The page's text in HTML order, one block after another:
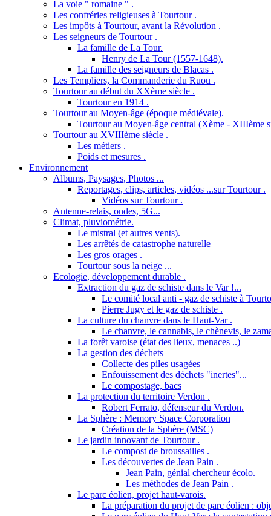
La voie " romaine " .
Les confréries religieuses à Tourtour .
Les impôts à Tourtour, avant la Révolution .
Les seigneurs de Tourtour .
La famille de La Tour.
Henry de La Tour (1557-1648).
La famille des seigneurs de Blacas .
Les Templiers, la Commanderie du Ruou .
Tourtour au début du XXème siècle .
Tourtour en 1914 .
Tourtour au Moyen-âge (époque médiévale).
Tourtour au Moyen-âge central (Xème - XIIIème
Tourtour au XVIIIème siècle .
Les métiers .
Poids et mesures .
Environnement
Albums, Paysages, Photos ...
Reportages, clips, articles, vidéos ...sur Tourtour .
Vidéos sur Tourtour .
Antenne-relais, ondes, 5G...
Climat, pluviométrie.
Le mistral (et autres vents).
Les arrêtés de catastrophe naturelle
Les gros orages .
Tourtour sous la neige ...
Ecologie, développement durable .
Extraction du gaz de schiste dans le Var !...
Le comité local anti - gaz de schiste à
Pierre Jugy et le gaz de schiste .
La culture du chanvre dans le Haut-Var .
Le chanvre, le cannabis, le chènevis, le
La forêt varoise (état des lieux, menaces ..)
La gestion des déchets
Collecte des piles usagées
Enfouissement des déchets "inertes"...
Le compostage, bacs
La protection du territoire Verdon .
Robert Ferrato, défenseur du Verdon.
La Sphère : Memory Space Corporation
Création de la Sphère (MSC)
Le jardin innovant de Tourtour .
Le compost de broussailles .
Les découvertes de Jean Pain .
Jean Pain, génial chercheur écolo.
Les méthodes de Jean Pain .
Le parc éolien, projet haut-varois.
La préparation du projet de parc éolien :